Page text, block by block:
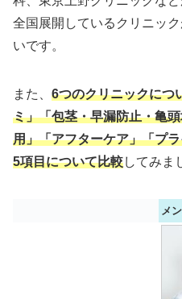
全国展開しているクリニッ
いです。
また、 6つのクリニックにつ
ミ」「包茎・早漏防止・亀
用」「アフターケア」「プ
5項目について比較してみま
メ